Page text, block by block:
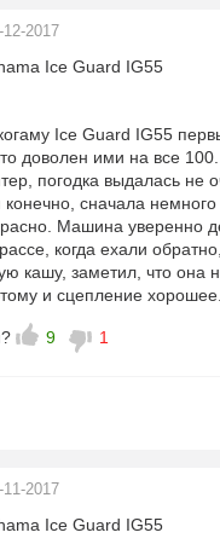
12-2017
Ice Guard IG55
Ice Guard IG55
доволен ими на все
погодка выдалась не
конечно, сначала
Машина уверенно
когда ехали
кашу, заметил, что она
и сцепление хорошее.
9 1
11-2017
Ice Guard IG55